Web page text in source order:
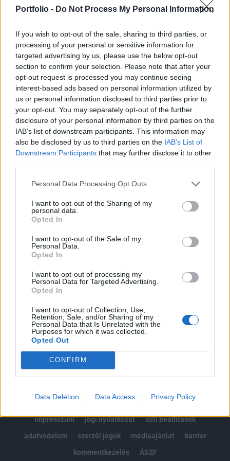
Portfolio - Do Not Process My Personal Information
If you wish to opt-out of the sale, sharing to third parties, or
processing of your personal or sensitive information for
targeted advertising by us, please use the below opt-out
section to confirm your selection. Please note that after your
opt-out request is processed you may continue seeing
interest-based ads based on personal information utilized by
us or personal information disclosed to third parties prior to
your opt-out. You may separately opt-out of the further
disclosure of your personal information by third parties on the
IAB’s list of downstream participants. This information may
also be disclosed by us to third parties on the IAB’s List of
Downstream Participants that may further disclose it to other
Personal Data Processing Opt Outs
I want to opt-out of the Sharing of my
personal data.
Opted In
I want to opt-out of the Sale of my
Personal Data.
Opted In
I want to opt-out of processing my
Personal Data for Targeted Advertising.
Opted In
I want to opt-out of Collection, Use,
Retention, Sale, and/or Sharing of my
Personal Data that Is Unrelated with the
Purposes for which it was collected.
Opted Out
CONFIRM
Data Deletion Data Access Privacy Policy
milliárd dollár lett. A társaság részvényeivel
Fontosabb részletek: - jelentősen növekvő befektetési banki
és értékpapír-jegyzési bevételek - a profit nagyobb
mértékben nőtt a bevételeknél, a társaság szigorú
költségkontrollt visz - nőtt az ügyfelek aktivitása, de
törékeny a javulás 10,090 milliárd dolláros bevétel mellett
2,26 milliárdos nettó profitról számolt be az első
negyedévre vonatkozóan a Goldman...
KEDVES OLVASÓNK!
tartozik, melynek olvasása előfizetéses
regisztrációhoz kötött.
Az előfizetés a következőket tartalmazza:
Kötéslisták: BÉT elmúlt 2 év napon belüli
kötéslistái
Előfizetés
MÁR ELŐFIZETŐNK VAGY?BEJELENTKEZÉS
impresszum
jogi nyilatkozat
süti beállítások
adatvédelem
szerzői jogok médiaajánlat
karrier
kommentkezelés
ÁSZF